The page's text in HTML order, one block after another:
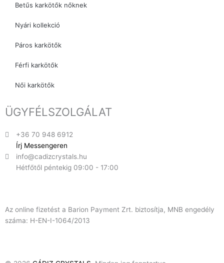
Betűs karkötők nőknek
Nyári kollekció
Páros karkötők
Férfi karkötők
Női karkötők
ÜGYFÉLSZOLGÁLAT
+36 70 948 6912
Írj Messengeren
info@cadizcrystals.hu
Hétfőtől péntekig 09:00 - 17:00
Az online fizetést a Barion Payment Zrt. biztosítja, MNB engedély
száma: H-EN-I-1064/2013